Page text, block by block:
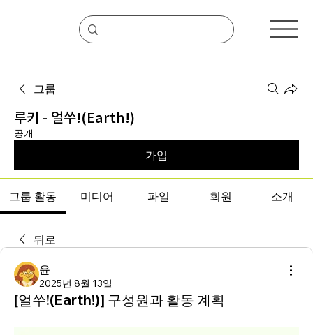
그룹
루키 - 얼쑤!(Earth!)
공개
가입
그룹 활동 미디어 파일 회원 소개
뒤로
윤
2025년 8월 13일
[얼쑤!(Earth!)] 구성원과 활동 계획